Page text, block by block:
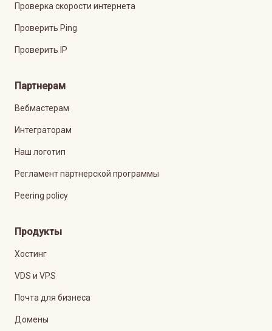
Проверка скорости интернета
Проверить Ping
Проверить IP
Партнерам
Вебмастерам
Интеграторам
Наш логотип
Регламент партнерской программы
Peering policy
Продукты
Хостинг
VDS и VPS
Почта для бизнеса
Домены